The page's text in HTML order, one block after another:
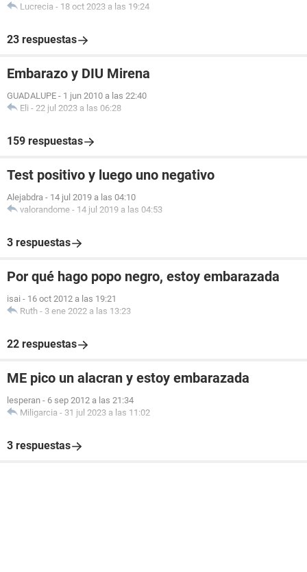
Lucrecia - 18 oct 2023 a las 19:24
23 respuestas
Embarazo y DIU Mirena
GUADALUPE - 1 jun 2010 a las 22:40
Eli - 22 jul 2023 a las 06:28
159 respuestas
Test positivo y luego uno negativo
Alejabdra - 14 jul 2019 a las 04:10
valorandome - 14 jul 2019 a las 04:53
3 respuestas
Por qué hago popo negro, estoy embarazada
isai - 16 oct 2012 a las 19:21
Ruth - 3 ene 2022 a las 13:23
22 respuestas
ME pico un alacran y estoy embarazada
lesperan - 6 sep 2012 a las 21:34
Miligarcia - 31 jul 2023 a las 11:02
3 respuestas